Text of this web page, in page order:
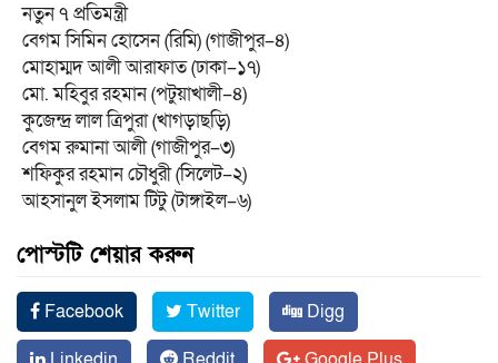
নতুন ৭ প্রতিমন্ত্রী
বেগম সিমিন হোসেন (রিমি) (গাজীপুর–৪)
মোহাম্মদ আলী আরাফাত (ঢাকা–১৭)
মো. মহিবুর রহমান (পটুয়াখালী–৪)
কুজেন্দ্র লাল ত্রিপুরা (খাগড়াছড়ি)
বেগম রুমানা আলী (গাজীপুর–৩)
শফিকুর রহমান চৌধুরী (সিলেট–২)
আহসানুল ইসলাম টিটু (টাঙ্গাইল–৬)
পোস্টটি শেয়ার করুন
Facebook Twitter
Digg